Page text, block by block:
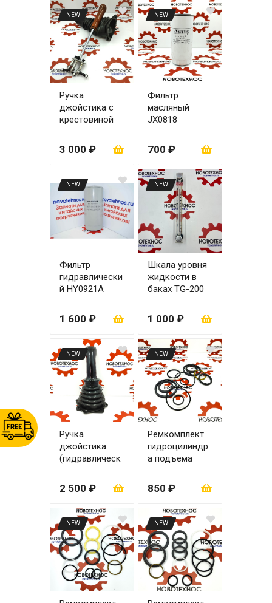
NEW
Ручка
джойстика с
крестовиной
джойстик)
3 000 ₽
NEW
Фильтр
масляный
JX0818
700 ₽
NEW
Фильтр
гидравлически
й HY0921A
1 600 ₽
NEW
Шкала уровня
жидкости в
баках TG-200
1 000 ₽
NEW
Ручка
джойстика
(гидравлическ
2 500 ₽
NEW
Ремкомплект
гидроцилиндр
а подъема
90х50
850 ₽
NEW NEW